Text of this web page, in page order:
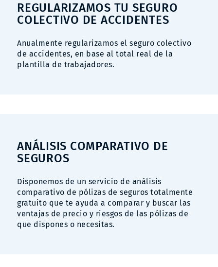
REGULARIZAMOS TU SEGURO
COLECTIVO DE ACCIDENTES
Anualmente regularizamos el seguro colectivo
de accidentes, en base al total real de la
plantilla de trabajadores.
ANÁLISIS COMPARATIVO DE
SEGUROS
Disponemos de un servicio de análisis
comparativo de pólizas de seguros totalmente
gratuito que te ayuda a comparar y buscar las
ventajas de precio y riesgos de las pólizas de
que dispones o necesitas.